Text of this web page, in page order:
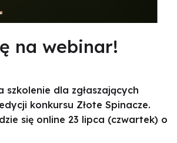
na webinar!
szkolenie dla zgłaszających
konkursu Złote Spinacze.
się online 23 lipca (czwartek) o